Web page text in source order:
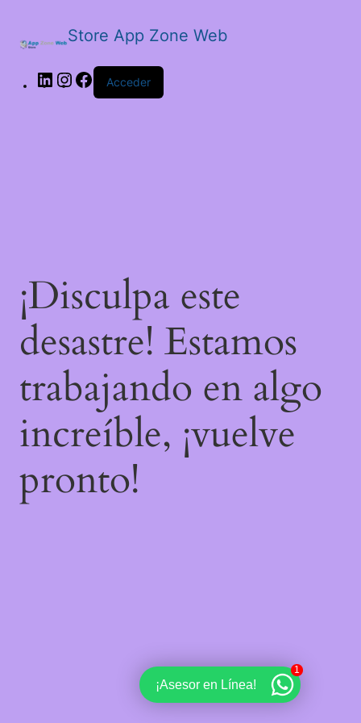
Store App Zone Web
Acceder
¡Disculpa este
desastre! Estamos
trabajando en algo
increíble, ¡vuelve
pronto!
¡Asesor en Línea!
1